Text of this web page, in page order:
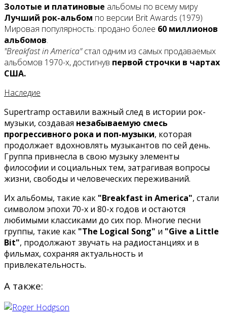
Золотые и платиновые альбомы по всему миру
Лучший рок-альбом по версии Brit Awards (1979)
Мировая популярность: продано более 60 миллионов
альбомов.
"Breakfast in America"стал одним из самых продаваемых
альбомов 1970-х, достигнув первой строчки в чартах
США.
Наследие
Supertramp оставили важный след в истории рок-
музыки, создавая незабываемую смесь
прогрессивного рока и поп-музыки, которая
продолжает вдохновлять музыкантов по сей день.
Группа привнесла в свою музыку элементы
философии и социальных тем, затрагивая вопросы
жизни, свободы и человеческих переживаний.
Их альбомы, такие как "Breakfast in America", стали
символом эпохи 70-х и 80-х годов и остаются
любимыми классиками до сих пор. Многие песни
группы, такие как "The Logical Song" и "Give a Little
Bit", продолжают звучать на радиостанциях и в
фильмах, сохраняя актуальность и
привлекательность.
А также: